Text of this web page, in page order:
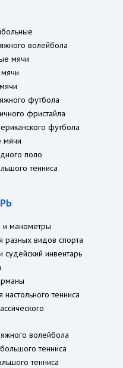
волейбола
мячи
футбола
фристайла
футбола
мячи
поло
тенниса
и манометры
разных видов спорта
судейский инвентарь
настольного тенниса
волейбола
тенниса
тенниса